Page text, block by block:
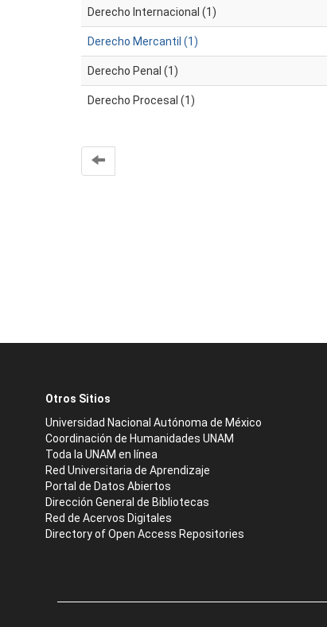
Derecho Internacional (1)
Derecho Mercantil (1)
Derecho Penal (1)
Derecho Procesal (1)
Otros Sitios
Universidad Nacional Autónoma de México
Coordinación de Humanidades UNAM
Toda la UNAM en línea
Red Universitaria de Aprendizaje
Portal de Datos Abiertos
Dirección General de Bibliotecas
Red de Acervos Digitales
Directory of Open Access Repositories